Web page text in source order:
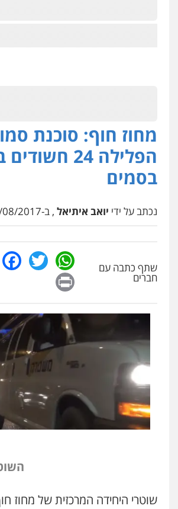
מחוז חוף: סוכנת
הפלילה 24
בסמים
נכתב על ידי יואב איתיאל , ב-08/08/2017 10:12
שתף כתבה עם
חברים
שוטרי היחידה המרכזיתשל מחוז